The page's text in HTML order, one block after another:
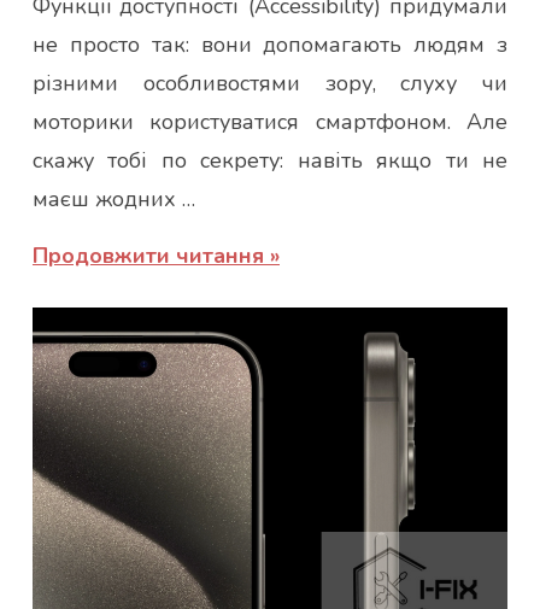
Функції доступності (Accessibility) придумали
не просто так: вони допомагають людям з
різними особливостями зору, слуху чи
моторики користуватися смартфоном. Але
скажу тобі по секрету: навіть якщо ти не
маєш жодних …
Продовжити читання